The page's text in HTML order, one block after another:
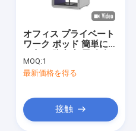
オフィス プライベート
ワーク ポッド 簡単に組
サイズ カスタマイズ 音
声 静かな 電話ブース
MOQ:1
最新価格を得る
接触